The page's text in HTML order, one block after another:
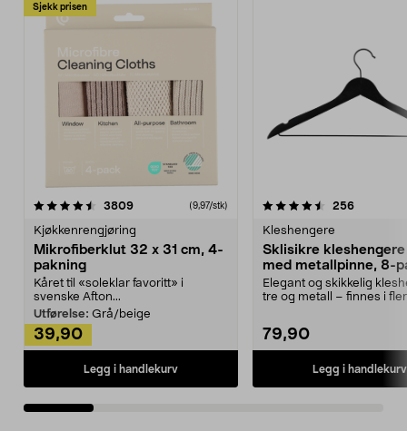
Sjekk prisen
3809anmeldelser(9,97/stk)
Kjøkkenrengjøring
Mikrofiberklut 32 x 31 cm, 4-
pakning
Kåret til «soleklar favoritt» i
svenske Afton...
Utførelse: Grå/beige
39,90
Legg i handlekurv
4.5av 5 stjerner 256
Kleshengere
Sklisikre
med metallpinne, 8-
Elegant og skikkelig
tre og metall – finnes i
79,90
Legg i handlekurv
4.5av 5 stjerner